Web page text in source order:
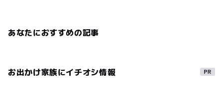
あなたにおすすめの記事
お出かけ家族にイチオシ情報